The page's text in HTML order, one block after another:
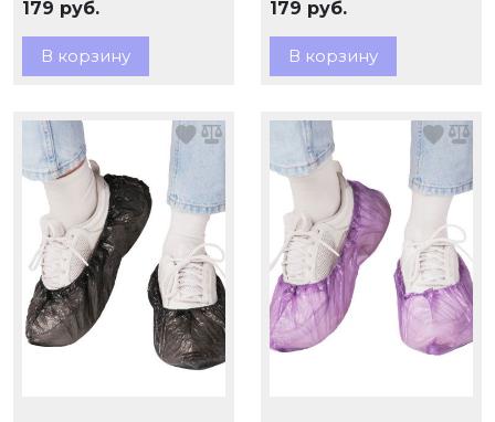
179 руб.
В корзину
179 руб.
В корзину